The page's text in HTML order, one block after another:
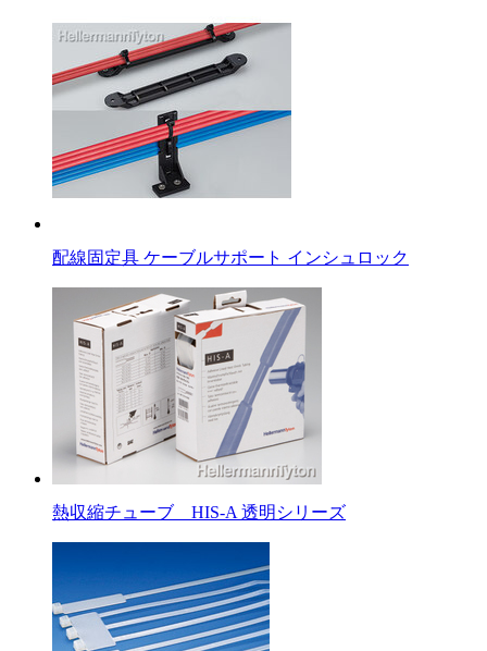
配線固定具 ケーブルサポート インシュロック
熱収縮チューブ HIS-A 透明シリーズ